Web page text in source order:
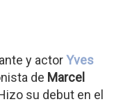
y actorYves
de Marcel
su debut en el